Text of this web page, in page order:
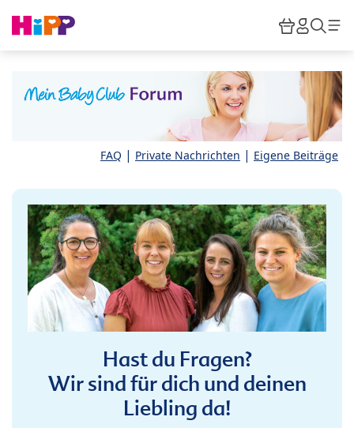
HiPP
FAQ | Private Nachrichten | Eigene Beiträge
Hast du Fragen?
Wir sind für dich und deinen
Liebling da!